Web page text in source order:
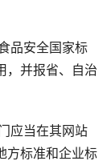
品安全国家标
，并报省、自治
应当在其网站
方标准和企业标